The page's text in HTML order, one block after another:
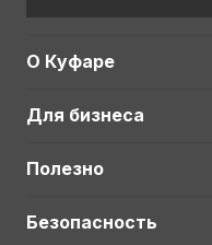
О Куфаре
Для бизнеса
Полезно
Безопасность